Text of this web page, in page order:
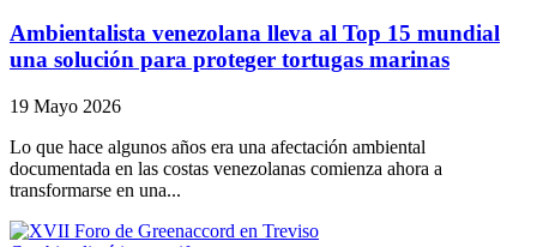
Ambientalista venezolana lleva al Top 15 mundial
una solución para proteger tortugas marinas
19 Mayo 2026
Lo que hace algunos años era una afectación ambiental
documentada en las costas venezolanas comienza ahora a
transformarse en una...